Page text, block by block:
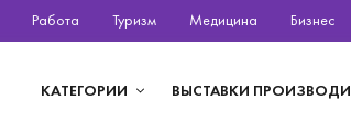
Работа Туризм Медицина Бизнес
КАТЕГОРИИ ВЫСТАВКИ